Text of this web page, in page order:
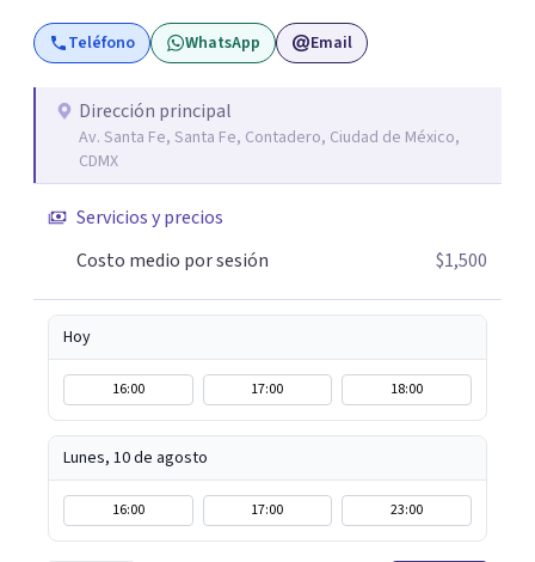
promotora de Mindfulness como habilitador para una
vida más satisfactoria, mi proceso de psicoterapia se
para explorar tus procesos mentales y emocionales con
mayor claridad, perspectiva y amabilidad.
Teléfono WhatsApp Email
Dirección principal
Av. Santa Fe, Santa Fe, Contadero, Ciudad de México,
CDMX
Servicios y precios
Costo medio por sesión
$1,500
Hoy
16:00 17:00 18:00
Lunes, 10 de agosto
16:00 17:00 23:00